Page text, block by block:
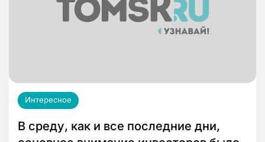
Интересное
В среду, как и все последние дни,